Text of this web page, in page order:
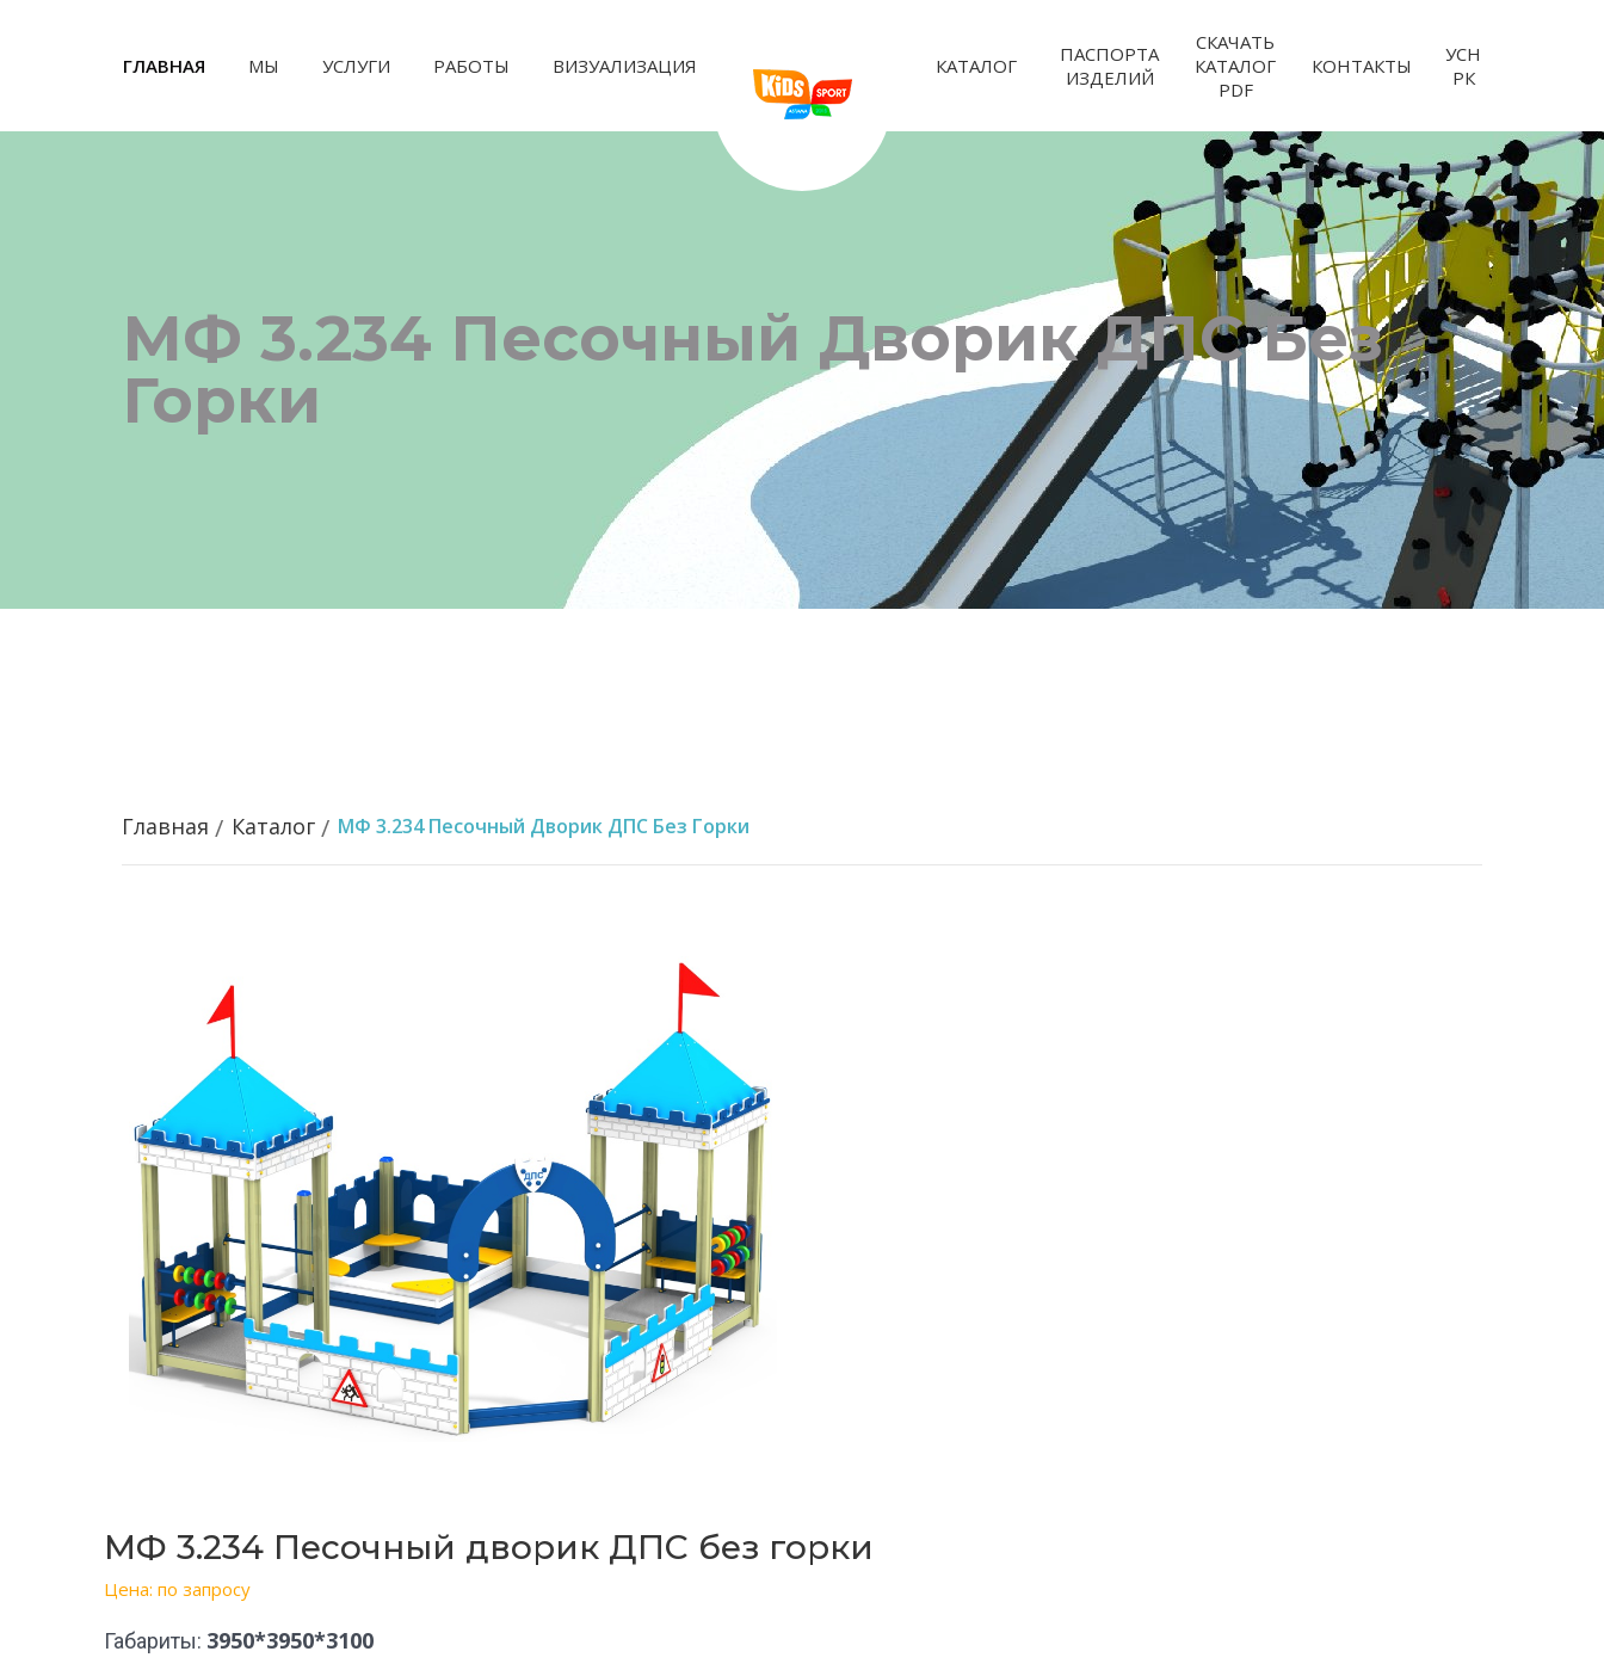
ГЛАВНАЯ (CURRENT)
МЫ УСЛУГИ РАБОТЫ ВИЗУАЛИЗАЦИЯ КАТАЛОГ
ПАСПОРТА
ИЗДЕЛИЙ
СКАЧАТЬ
КАТАЛОГ
PDF
КОНТАКТЫ
УСН
РК
МФ 3.234 Песочный Дворик ДПС Без
Горки
Главная Каталог МФ 3.234 Песочный Дворик ДПС Без Горки
МФ 3.234 Песочный дворик ДПС без горки
Цена: по запросу
Габариты: 3950*3950*3100